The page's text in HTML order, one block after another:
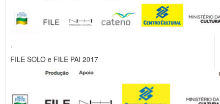
.
FILE SOLO e FILE PAI 2017